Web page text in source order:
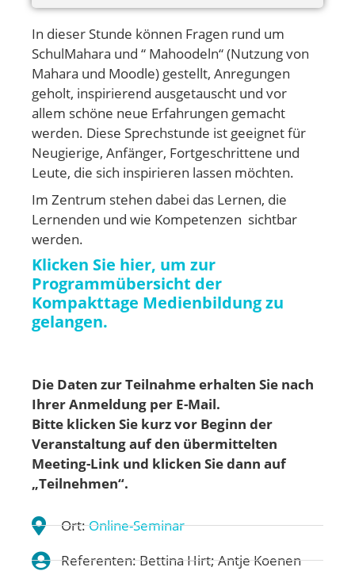
In dieser Stunde können Fragen rund um
SchulMahara und “ Mahoodeln“ (Nutzung von
Mahara und Moodle) gestellt, Anregungen
geholt, inspirierend ausgetauscht und vor
allem schöne neue Erfahrungen gemacht
werden. Diese Sprechstunde ist geeignet für
Neugierige, Anfänger, Fortgeschrittene und
Leute, die sich inspirieren lassen möchten.
Im Zentrum stehen dabei das Lernen, die
Lernenden und wie Kompetenzen sichtbar
werden.
Klicken Sie hier, um zur
Programmübersicht der
Kompakttage Medienbildung zu
gelangen.
Die Daten zur Teilnahme erhalten Sie nach
Ihrer Anmeldung per E-Mail.
Bitte klicken Sie kurz vor Beginn der
Veranstaltung auf den übermittelten
Meeting-Link und klicken Sie dann auf
„Teilnehmen“.
Ort:Online-Seminar
Referenten: Bettina Hirt; Antje Koenen